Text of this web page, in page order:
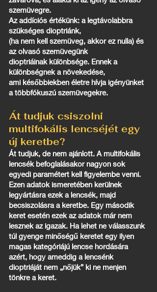
szemüvegre.
Az addíciós értékünk: a legtávolabbra
szükséges dioptriánk,
(ha nem kell szemüveg, akkor ez nulla) és
az olvasó szemüvegünk
dioptriáinak különbsége. Ennek a
különbségnek a növekedése,
ami későbbiekben életre hívja igényünket
a többfókuszú szemüvegekre.
Át tudjuk csiszolni
multifokális lencséjét egy
új keretbe?
Át tudjuk, de nem ajánlott. A multifokális
lencsék befoglalásakor nagyon sok
egyedi paramétert kell figyelembe venni.
Ezen adatok ismeretében kerülnek
legyártásra ezek a lencsék, majd
becsiszolásra a keretbe. Egy második
keret esetén ezek az adatok már nem
lesznek az igazak. Ha lehet ne válasszunk
túl gyenge minőségű keretet egy ilyen
magas kategóriájú lencse hordására
azért, hogy ameddig a lencsénk
dioptriáját nem „nőjük” ki ne menjen
tönkre a keret.